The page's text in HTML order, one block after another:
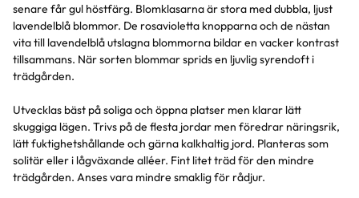
senare får gul höstfärg. Blomklasarna är stora med dubbla, ljust
lavendelblå blommor. De rosavioletta knopparna och de nästan
vita till lavendelblå utslagna blommorna bildar en vacker kontrast
tillsammans. När sorten blommar sprids en ljuvlig syrendoft i
trädgården.
Utvecklas bäst på soliga och öppna platser men klarar lätt
skuggiga lägen. Trivs på de flesta jordar men föredrar näringsrik,
lätt fuktighetshållande och gärna kalkhaltig jord. Planteras som
solitär eller i lågväxande alléer. Fint litet träd för den mindre
trädgården. Anses vara mindre smaklig för rådjur.